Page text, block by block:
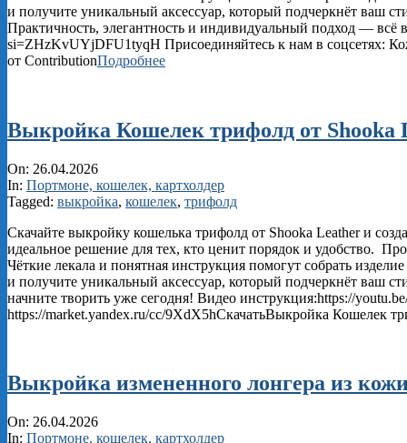
и получите уникальный аксессуар, который подчеркнёт ваш
Практичность, элегантность и индивидуальный подход —
si=ZHzKvUYjDFU1tyqH Присоединяйтесь к нам в соцсетях:
от ContributionПодробнее
Выкройка Кошелек трифолд от Shooka
2026-
04-
26
On: 26.04.2026
In: Портмоне, кошелек, картхолдер
Tagged: выкройка, кошелек, трифолд
Скачайте выкройку кошелька трифолд от Shooka Leather и
идеальное решение для тех, кто ценит порядок и удобство.
Чёткие лекала и понятная инструкция помогут собрать
и получите уникальный аксессуар, который подчеркнёт ваш
начните творить уже сегодня! Видео инструкция:https://
https://market.yandex.ru/cc/9XdX5hСкачатьВыкройка Кошелек
Выкройка измененного лонгера из
2026-
04-
On: 26.04.2026
In: Портмоне, кошелек, картхолдер